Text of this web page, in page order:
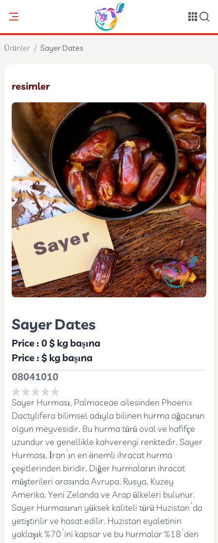
Ürünler / Sayer Dates
resimler
Sayer Dates
Price :0 $kg başına
Price :$kg başına
08041010
Sayer Hurması, Palmaceae ailesinden Phoenix
Dactylifera bilimsel adıyla bilinen hurma ağacının
olgun meyvesidir. Bu hurma türü oval ve hafifçe
uzundur ve genellikle kahverengi renktedir. Sayer
Hurması, İran’ın en önemli ihracat hurma
çeşitlerinden biridir. Diğer hurmaların ihracat
müşterileri arasında Avrupa, Rusya, Kuzey
Amerika, Yeni Zelanda ve Arap ülkeleri bulunur.
Sayer Hurmasının yüksek kaliteli türü Huzistan’da
yetiştirilir ve hasat edilir. Huzistan eyaletinin
yaklaşık %70’ini kapsar ve bu hurmalar %18’den